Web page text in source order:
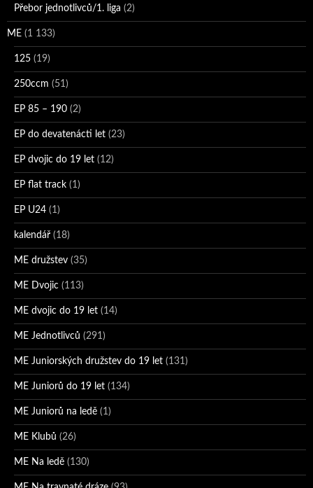
Přebor jednotlivců/1. liga (2)
ME (1 133)
125 (19)
250ccm (51)
EP 85 – 190 (2)
EP do devatenácti let (23)
EP dvojic do 19 let (12)
EP flat track (1)
EP U24 (1)
kalendář (18)
ME družstev (35)
ME Dvojic (113)
ME dvojic do 19 let (14)
ME Jednotlivců (291)
ME Juniorských družstev do 19 let (131)
ME Juniorů do 19 let (134)
ME Juniorů na ledě (1)
ME Klubů (26)
ME Na ledě (130)